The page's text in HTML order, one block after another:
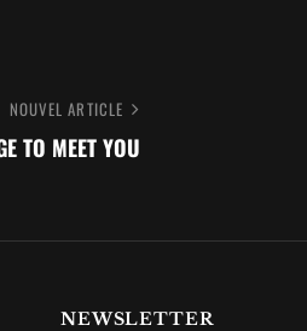
NOUVEL ARTICLE
TO MEET YOU
NEWSLETTER